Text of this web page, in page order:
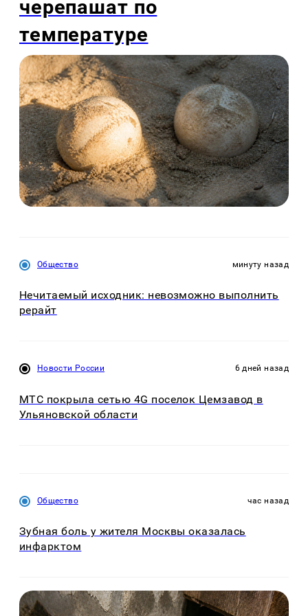
черепашат по
температуре
Общество минуту назад
Нечитаемый исходник: невозможно выполнить
рерайт
Новости России 6 дней назад
МТС покрыла сетью 4G поселок Цемзавод в
Ульяновской области
Общество час назад
Зубная боль у жителя Москвы оказалась
инфарктом